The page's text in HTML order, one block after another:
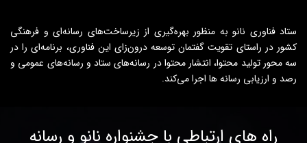
ستاد فناوری نانو به منظور بهره‌گیری از زیرساخت‌های رسانه‌ای و فرهنگی
کشور در راستای تقویت گفتمان توسعه درون‌زای این فناوری، برنامه‌ای را در
سه محور تولید محتوا، انتشار محتوا در رسانه‌های ستاد و رسانه‌های عمومی و
رصد و ارزیابی رسانه ها اجرا می‌کند.
راه های ارتباطی با جشنواره نانو و رسانه